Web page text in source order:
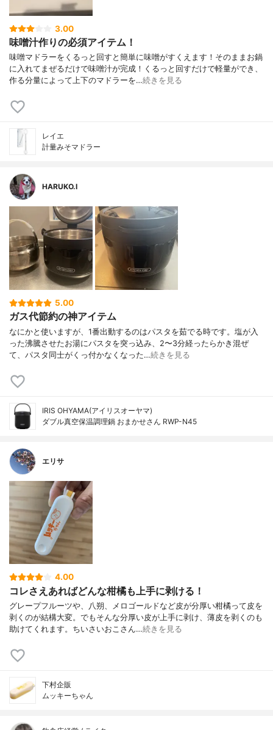
3.00
味噌汁作りの必須アイテム！
味噌マドラーをくるっと回すと簡単に味噌がすくえます！そのままお鍋
に入れてまぜるだけで味噌汁が完成！くるっと回すだけで軽量ができ、
作る分量によって上下のマドラーを…続きを見る
レイエ
計量みそマドラー
HARUKO.I
5.00
ガス代節約の神アイテム
なにかと使いますが、1番出動するのはパスタを茹でる時です。塩が入
った沸騰させたお湯にパスタを突っ込み、2〜3分経ったらかき混ぜ
て、パスタ同士がくっ付かなくなった…続きを見る
IRIS OHYAMA(アイリスオーヤマ)
ダブル真空保温調理鍋 おまかせさん RWP-N45
エリサ
4.00
コレさえあればどんな柑橘も上手に剥ける！
グレープフルーツや、八朔、メロゴールドなど皮が分厚い柑橘って皮を
剥くのが結構大変。でもそんな分厚い皮が上手に剥け、薄皮を剥くのも
助けてくれます。ちいさいおこさん…続きを見る
下村企販
ムッキーちゃん